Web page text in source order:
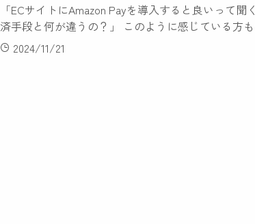
「ECサイトにAmazon Payを導入すると良いって
済手段と何が違うの？」 このように感じている方
バージョン率や購入率を向上させると言われ […]
2024/11/21